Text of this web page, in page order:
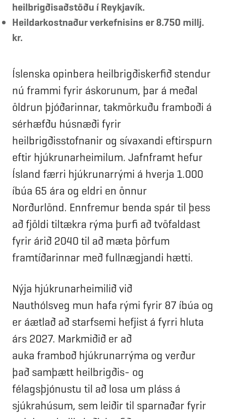
heilbrigðisaðstöðu í Reykjavík.
Heildarkostnaður verkefnisins er 8.750 millj.
kr.
Íslenska opinbera heilbrigðiskerfið stendur
nú frammi fyrir áskorunum, þar á meðal
öldrun þjóðarinnar, takmörkuðu framboði á
sérhæfðu húsnæði fyrir
heilbrigðisstofnanir og sívaxandi eftirspurn
eftir hjúkrunarheimilum. Jafnframt hefur
Ísland færri hjúkrunarrými á hverja 1.000
íbúa 65 ára og eldri en önnur
Norðurlönd. Ennfremur benda spár til þess
að fjöldi tiltækra rýma þurfi að tvöfaldast
fyrir árið 2040 til að mæta þörfum
framtíðarinnar með fullnægjandi hætti.
Nýja hjúkrunarheimilið við
Nauthólsveg mun hafa rými fyrir 87 íbúa og
er áætlað að starfsemi hefjist á fyrri hluta
árs 2027. Markmiðið er að
auka framboð hjúkrunarrýma og verður
það samþætt heilbrigðis- og
félagsþjónustu til að losa um pláss á
sjúkrahúsum, sem leiðir til sparnaðar fyrir